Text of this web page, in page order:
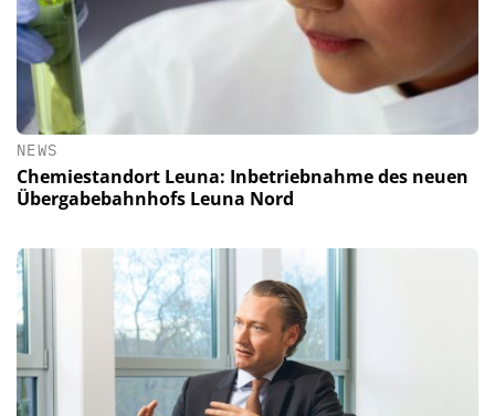
NEWS
Chemiestandort Leuna: Inbetriebnahme des neuen
Übergabebahnhofs Leuna Nord